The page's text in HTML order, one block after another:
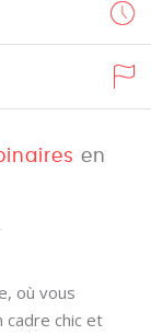
en
où vous
chic et